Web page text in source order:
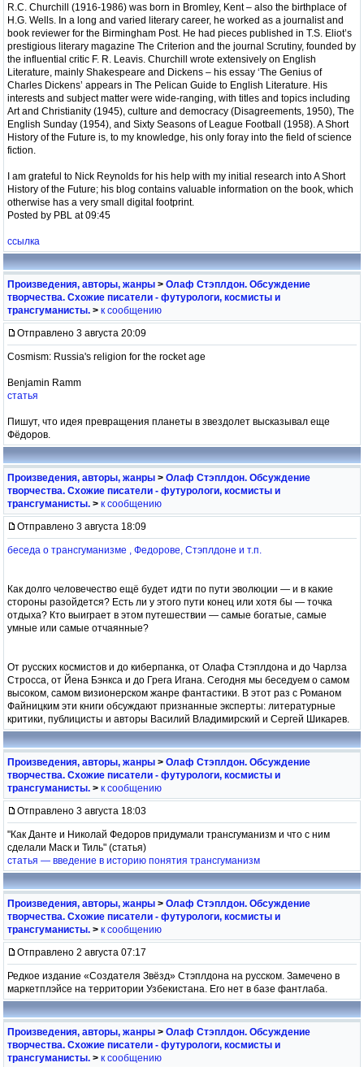
R.C. Churchill (1916-1986) was born in Bromley, Kent – also the birthplace of
H.G. Wells. In a long and varied literary career, he worked as a journalist and
book reviewer for the Birmingham Post. He had pieces published in T.S. Eliot’s
prestigious literary magazine The Criterion and the journal Scrutiny, founded by
the influential critic F. R. Leavis. Churchill wrote extensively on English
Literature, mainly Shakespeare and Dickens – his essay ‘The Genius of
Charles Dickens’ appears in The Pelican Guide to English Literature. His
interests and subject matter were wide-ranging, with titles and topics including
Art and Christianity (1945), culture and democracy (Disagreements, 1950), The
English Sunday (1954), and Sixty Seasons of League Football (1958). A Short
History of the Future is, to my knowledge, his only foray into the field of science
fiction.
I am grateful to Nick Reynolds for his help with my initial research into A Short
History of the Future; his blog contains valuable information on the book, which
otherwise has a very small digital footprint.
Posted by PBL at 09:45
ссылка
Произведения, авторы, жанры > Олаф Стэплдон. Обсуждение
творчества. Схожие писатели - футурологи, космисты и
трансгуманисты. > к сообщению
Отправлено 3 августа 20:09
Cosmism: Russia's religion for the rocket age
Benjamin Ramm
статья
Пишут, что идея превращения планеты в звездолет высказывал еще
Фёдоров.
Произведения, авторы, жанры > Олаф Стэплдон. Обсуждение
творчества. Схожие писатели - футурологи, космисты и
трансгуманисты. > к сообщению
Отправлено 3 августа 18:09
беседа о трансгуманизме , Федорове, Стэплдоне и т.п.
Как долго человечество ещё будет идти по пути эволюции — и в какие
стороны разойдется? Есть ли у этого пути конец или хотя бы — точка
отдыха? Кто выиграет в этом путешествии — самые богатые, самые
умные или самые отчаянные?
От русских космистов и до киберпанка, от Олафа Стэплдона и до Чарлза
Стросса, от Йена Бэнкса и до Грега Игана. Сегодня мы беседуем о самом
высоком, самом визионерском жанре фантастики. В этот раз с Романом
Файницким эти книги обсуждают признанные эксперты: литературные
критики, публицисты и авторы Василий Владимирский и Сергей Шикарев.
Произведения, авторы, жанры > Олаф Стэплдон. Обсуждение
творчества. Схожие писатели - футурологи, космисты и
трансгуманисты. > к сообщению
Отправлено 3 августа 18:03
"Как Данте и Николай Федоров придумали трансгуманизм и что с ним
сделали Маск и Тиль" (статья)
статья — введение в историю понятия трансгуманизм
Произведения, авторы, жанры > Олаф Стэплдон. Обсуждение
творчества. Схожие писатели - футурологи, космисты и
трансгуманисты. > к сообщению
Отправлено 2 августа 07:17
Редкое издание «Создателя Звёзд» Стэплдона на русском. Замечено в
маркетплэйсе на территории Узбекистана. Его нет в базе фантлаба.
Произведения, авторы, жанры > Олаф Стэплдон. Обсуждение
творчества. Схожие писатели - футурологи, космисты и
трансгуманисты. > к сообщению